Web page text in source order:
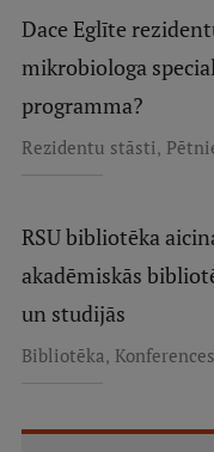
Dace Eglīte
mikrobiologa
programma?
Rezidentu stāsti,
RSU bibliotēka
akadēmiskās
un studijās
Bibliotēka,